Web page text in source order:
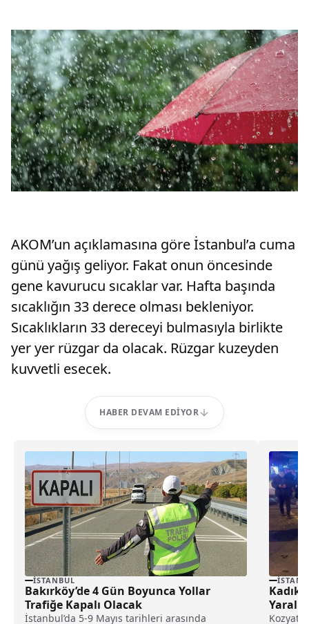
AKOM’un açıklamasına göre İstanbul’a cuma
günü yağış geliyor. Fakat onun öncesinde
gene kavurucu sıcaklar var. Hafta başında
sıcaklığın 33 derece olması bekleniyor.
Sıcaklıkların 33 dereceyi bulmasıyla birlikte
yer yer rüzgar da olacak. Rüzgar kuzeyden
kuvvetli esecek.
HABER DEVAM EDIYOR
İSTANBUL
Bakırköy’de 4 Gün Boyunca Yollar
Trafiğe Kapalı Olacak
İstanbul’da 5-9 Mayıs tarihleri arasında
Yaralı